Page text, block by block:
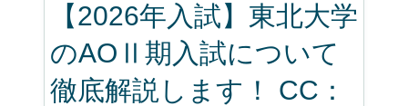
【2026年入試】東北大学
のAOⅡ期入試について
徹底解説します！ CC：